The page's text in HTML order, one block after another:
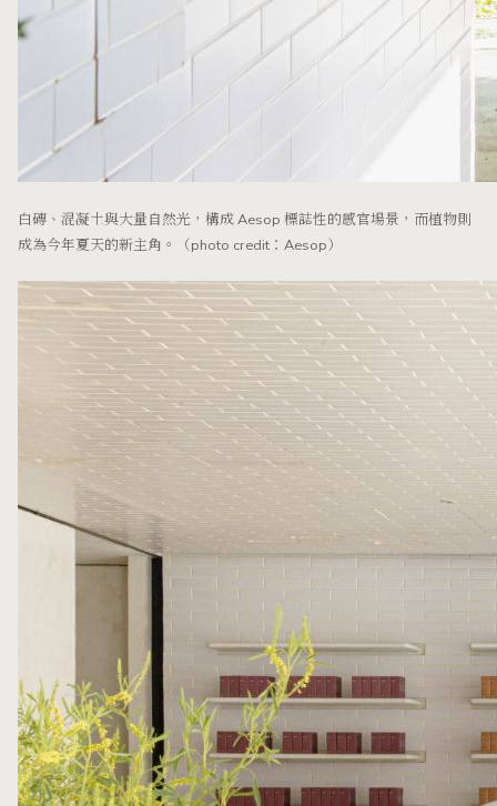
白磚、混凝土與大量自然光，構成 Aesop 標誌性的感官場景，而植物則
成為今年夏天的新主角。（photo credit：Aesop）